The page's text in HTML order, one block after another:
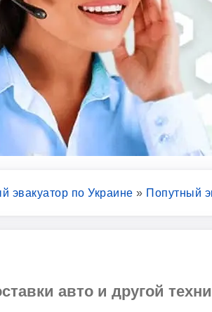
эвакуатор по Украине » Попутный
авто и другой